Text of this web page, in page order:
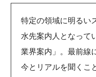
特定の領域に明るい
水先案内人となって
業界案内」。最前線
今とリアルを聞くこ